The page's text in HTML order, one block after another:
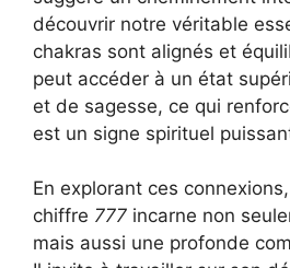
découvrir notre véritable
chakras sont alignés et
peut accéder à un état
et de sagesse, ce qui
est un signe spirituel
En explorant ces
chiffre 777 incarne non
mais aussi une profonde